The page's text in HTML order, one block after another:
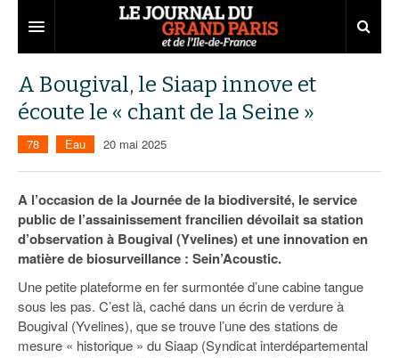
Territoires
Aménagement
Institutions
Services urbains
Entreprises
Emploi
Attractivité
Innovation
Transport
75
77
78
91
Carnet
Nominations
Portraits
Agenda
Les Assises du Grand Paris
Éditions précédentes
Le podcast
Ecouter les épisodes
A Bougival, le Siaap innove et
écoute le « chant de la Seine »
78 Eau 20 mai 2025
A l’occasion de la Journée de la biodiversité, le service
public de l’assainissement francilien dévoilait sa station
d’observation à Bougival (Yvelines) et une innovation en
matière de biosurveillance : Sein’Acoustic.
Une petite plateforme en fer surmontée d’une cabine tangue
sous les pas. C’est là, caché dans un écrin de verdure à
Bougival (Yvelines), que se trouve l’une des stations de
mesure « historique » du Siaap (Syndicat interdépartemental